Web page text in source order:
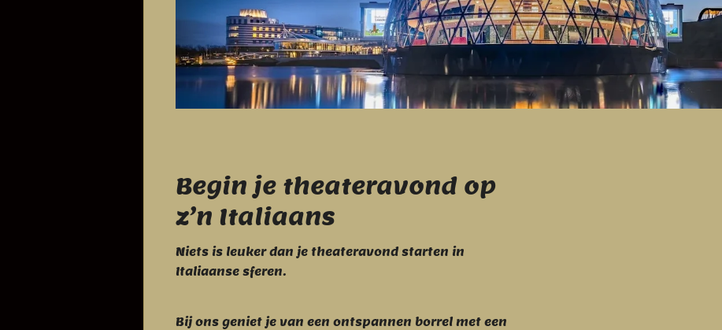
Begin je theateravond op
z’n Italiaans
Niets is leuker dan je theateravond starten in
Italiaanse sferen.
Bij ons geniet je van een ontspannen borrel met een